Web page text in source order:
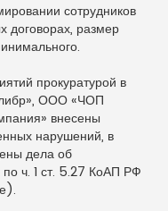
сотрудников
договорах, размер
прокуратурой в
ООО «ЧОП
внесены
нарушений, в
дела об
ч. 1 ст. 5.27 КоАП РФ